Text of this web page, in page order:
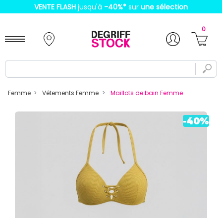
VENTE FLASH jusqu'à -40%* sur une sélection
0
Femme Vêtements Femme Maillots de bain Femme